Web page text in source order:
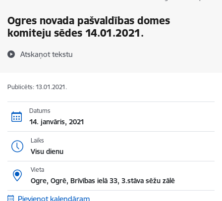
Ogres novada pašvaldības domes
komiteju sēdes 14.01.2021.
Atskaņot tekstu
Publicēts: 13.01.2021.
Datums
14. janvāris, 2021
Laiks
Visu dienu
Vieta
Ogre, Ogrē, Brīvības ielā 33, 3.stāva sēžu zālē
Pievienot kalendāram